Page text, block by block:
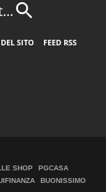
SITO
FEED RSS
SHOP
PGCASA
BUONISSIMO